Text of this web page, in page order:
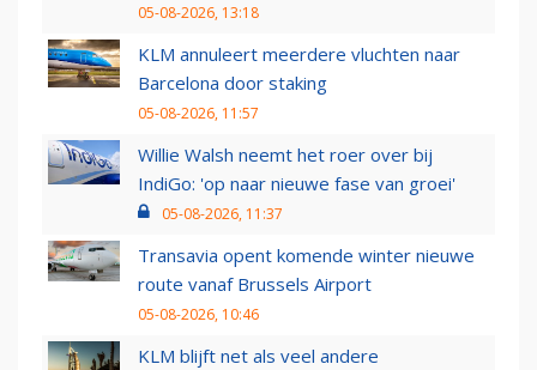
05-08-2026, 13:18
KLM annuleert meerdere vluchten naar
Barcelona door staking
05-08-2026, 11:57
Willie Walsh neemt het roer over bij
IndiGo: 'op naar nieuwe fase van groei'
05-08-2026, 11:37
Transavia opent komende winter nieuwe
route vanaf Brussels Airport
05-08-2026, 10:46
KLM blijft net als veel andere